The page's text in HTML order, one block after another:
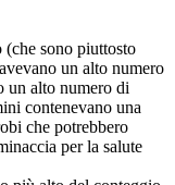
sono piuttosto
un alto numero
un alto numero di
contenevano una
che potrebbero
per la salute